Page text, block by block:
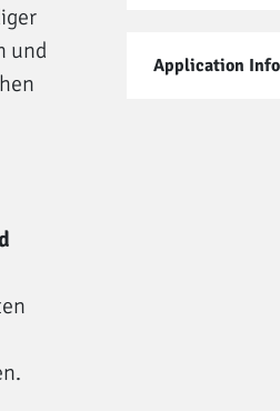
und
Application